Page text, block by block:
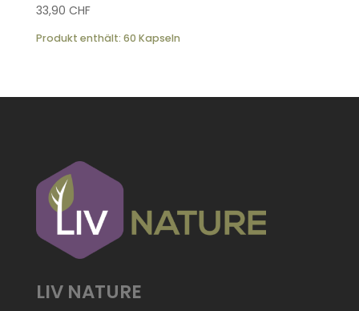
33,90 CHF
Produkt enthält: 60 Kapseln
LIV NATURE